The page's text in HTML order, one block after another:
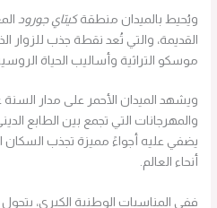
ويُحيط بالميدان منطقةكيتاي جورود
القديمة، والتي تُعد نقطة جذب للزوار
موسكو التراثية وأساليب الحياة
ويشهد الميدان الأحمر على مدار السنة
والمهرجانات التي تجمع بين الطابع
يضفي عليه أجواءً مميزة تجذب السكان
أنحاء العالم.
ففي المناسبات الوطنية الكبرى،